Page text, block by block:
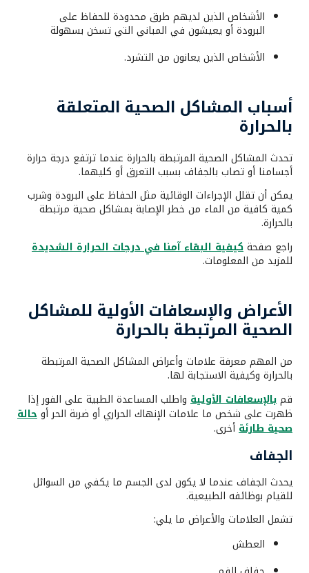
الأشخاص الذين لديهم طرق محدودة للحفاظ على
البرودة أو يعيشون في المباني التي تسخن بسهولة
الأشخاص الذين يعانون من التشرد.
أسباب المشاكل الصحية المتعلقة
بالحرارة
تحدث المشاكل الصحية المرتبطة بالحرارة عندما ترتفع درجة حرارة
أجسامنا أو تصاب بالجفاف بسبب التعرق أو كليهما.
يمكن أن تقلل الإجراءات الوقائية مثل الحفاظ على البرودة وشرب
كمية كافية من الماء من خطر الإصابة بمشاكل صحية مرتبطة
بالحرارة.
راجع صفحةكيفية البقاء آمنا في درجات الحرارة الشديدة
للمزيد من المعلومات.
الأعراض والإسعافات الأولية للمشاكل
الصحية المرتبطة بالحرارة
من المهم معرفة علامات وأعراض المشاكل الصحية المرتبطة
بالحرارة وكيفية الاستجابة لها.
قمبالإسعافات الأولية واطلب المساعدة الطبية على الفور إذا
ظهرت على شخص ما علامات الإنهاك الحراري أو ضربة الحر أوحالة
صحية طارئةأخرى.
الجفاف
يحدث الجفاف عندما لا يكون لدى الجسم ما يكفي من السوائل
للقيام بوظائفه الطبيعية.
تشمل العلامات والأعراض ما يلي:
العطش